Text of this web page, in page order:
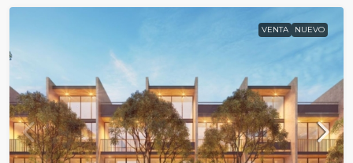
VENTA NUEVO